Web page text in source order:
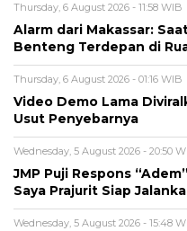
Thursday, 6 August 2026 - 11:58 WIB
Alarm dari Makassar:
Benteng Terdepan di
Thursday, 6 August 2026 - 01:16 WIB
Video Demo Lama
Usut Penyebarnya
Wednesday, 5 August 2026 - 20:50
JMP Puji Respons
Saya Prajurit Siap
Wednesday, 5 August 2026 - 15:48